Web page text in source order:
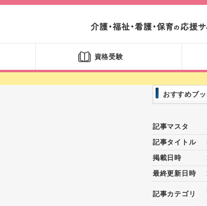
資格受験
おすすめブ
記事マスタ
記事タイトル
掲載日時
最終更新日時
記事カテゴリ